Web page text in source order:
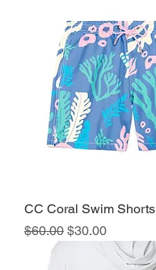
CC Coral Swim Shorts
Precio
$60.00 Precio de oferta
$30.00